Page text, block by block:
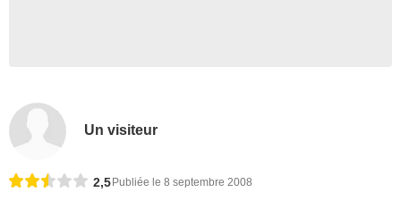
Un visiteur
2,5 Publiée le 8 septembre 2008